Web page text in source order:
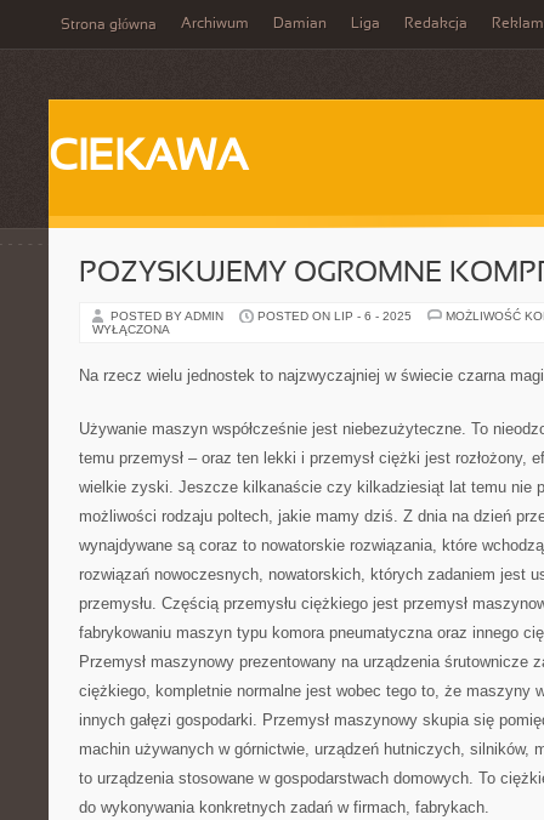
Strona główna Archiwum Damian Liga Redakcja
CIEKAWA
POZYSKUJEMY OGROMNE
POSTED BY ADMIN POSTED ON LIP - 6 - 2025
MOŻLIWOŚĆ
WYŁĄCZONA
Na rzecz wielu jednostek to najzwyczajniej w świecie czarna
Używanie maszyn współcześnie jest niebezużyteczne. To
temu przemysł – oraz ten lekki i przemysł ciężki jest rozłożony,
wielkie zyski. Jeszcze kilkanaście czy kilkadziesiąt lat temu nie
możliwości rodzaju poltech, jakie mamy dziś. Z dnia na dzień
wynajdywane są coraz to nowatorskie rozwiązania, które
rozwiązań nowoczesnych, nowatorskich, których zadaniem jest
przemysłu. Częścią przemysłu ciężkiego jest przemysł
fabrykowaniu maszyn typu komora pneumatyczna oraz innego
Przemysł maszynowy prezentowany na urządzenia śrutownicze
ciężkiego, kompletnie normalne jest wobec tego to, że maszyny
innych gałęzi gospodarki. Przemysł maszynowy skupia się
machin używanych w górnictwie, urządzeń hutniczych, silników,
to urządzenia stosowane w gospodarstwach domowych. To
do wykonywania konkretnych zadań w firmach, fabrykach.